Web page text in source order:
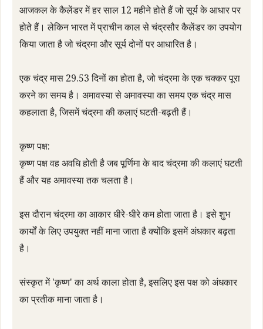
आजकल के कैलेंडर में हर साल 12 महीने होते हैं जो सूर्य के आधार पर
होते हैं। लेकिन भारत में प्राचीन काल से चंद्रसौर कैलेंडर का उपयोग
किया जाता है जो चंद्रमा और सूर्य दोनों पर आधारित है।
एक चंद्र मास 29.53 दिनों का होता है, जो चंद्रमा के एक चक्कर पूरा
करने का समय है। अमावस्या से अमावस्या का समय एक चंद्र मास
कहलाता है, जिसमें चंद्रमा की कलाएं घटती-बढ़ती हैं।
कृष्ण पक्ष:
कृष्ण पक्ष वह अवधि होती है जब पूर्णिमा के बाद चंद्रमा की कलाएं घटती
हैं और यह अमावस्या तक चलता है।
इस दौरान चंद्रमा का आकार धीरे-धीरे कम होता जाता है। इसे शुभ
कार्यों के लिए उपयुक्त नहीं माना जाता है क्योंकि इसमें अंधकार बढ़ता
है।
संस्कृत में 'कृष्ण' का अर्थ काला होता है, इसलिए इस पक्ष को अंधकार
का प्रतीक माना जाता है।